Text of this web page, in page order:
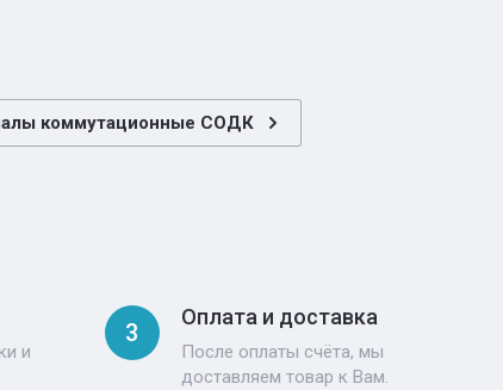
коммутационные СОДК
и
3
Оплата и доставка
После оплаты счёта, мы
доставляем товар к Вам.